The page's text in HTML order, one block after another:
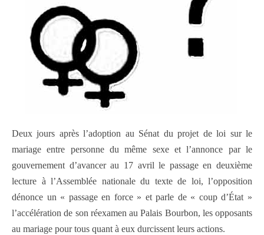
Deux jours après l’adoption au Sénat du projet de loi sur le
mariage entre personne du même sexe et l’annonce par le
gouvernement d’avancer au 17 avril le passage en deuxième
lecture à l’Assemblée nationale du texte de loi, l’opposition
dénonce un « passage en force » et parle de « coup d’État »
l’accélération de son réexamen au Palais Bourbon, les opposants
au mariage pour tous quant à eux durcissent leurs actions.